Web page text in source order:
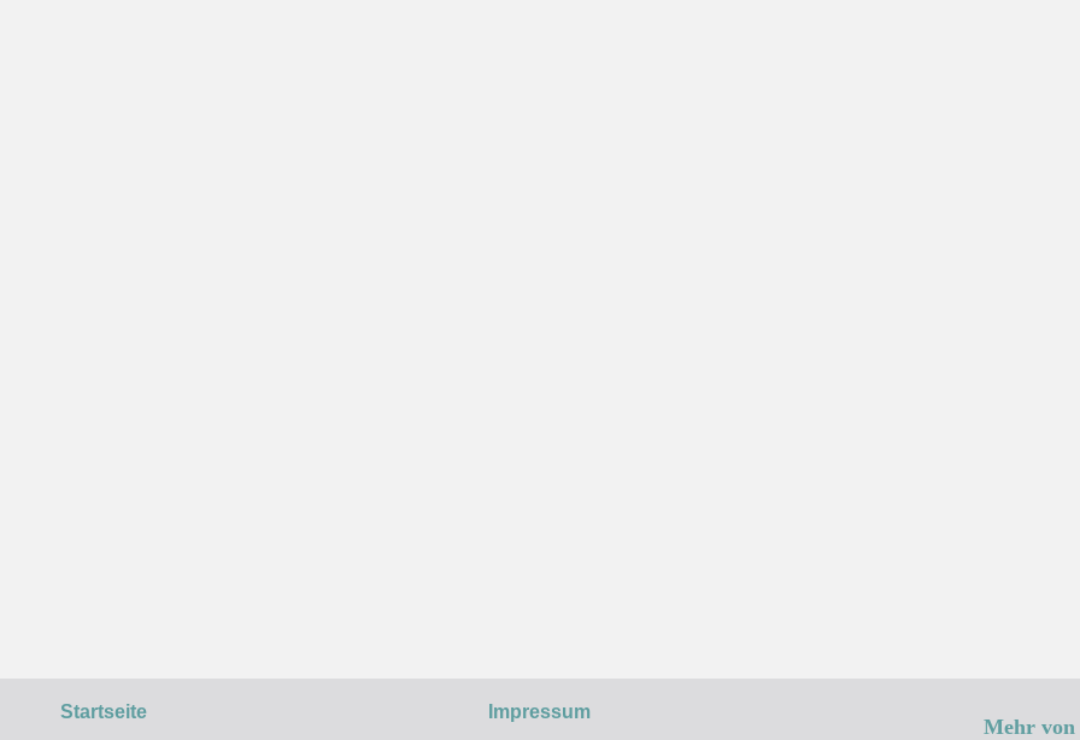
Startseite Impressum
Mehr von